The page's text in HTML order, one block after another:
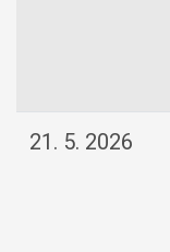
21. 5. 2026